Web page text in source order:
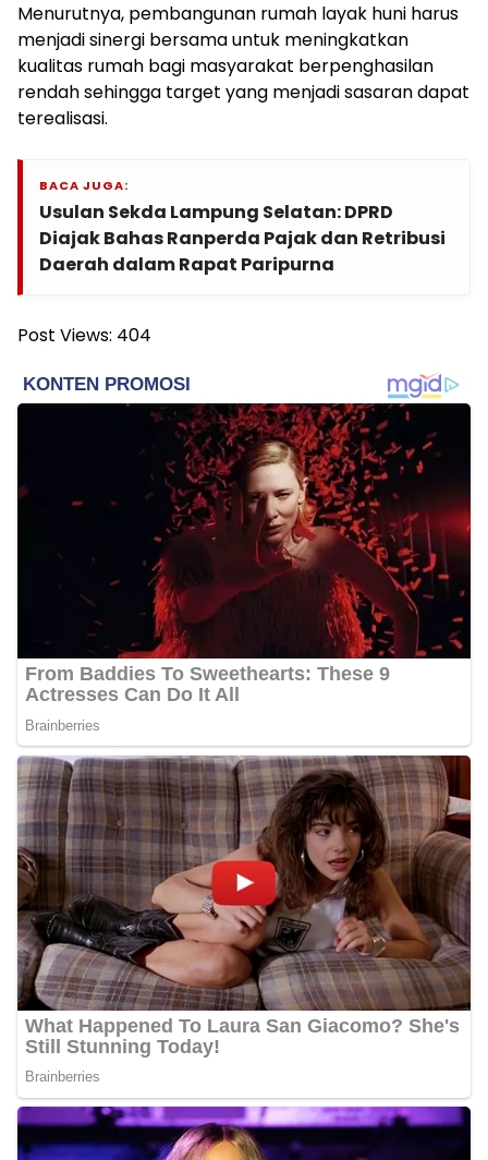
Menurutnya, pembangunan rumah layak huni harus
menjadi sinergi bersama untuk meningkatkan
kualitas rumah bagi masyarakat berpenghasilan
rendah sehingga target yang menjadi sasaran dapat
terealisasi.
BACA JUGA:
Usulan Sekda Lampung Selatan: DPRD
Diajak Bahas Ranperda Pajak dan Retribusi
Daerah dalam Rapat Paripurna
Post Views: 404